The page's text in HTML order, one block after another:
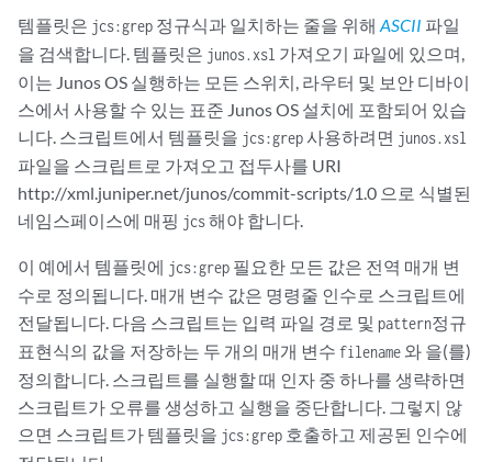
템플릿은 jcs:grep 정규식과 일치하는 줄을 위해 ASCII 파일
을 검색합니다. 템플릿은 junos.xsl 가져오기 파일에 있으며,
이는 Junos OS 실행하는 모든 스위치, 라우터 및 보안 디바이
스에서 사용할 수 있는 표준 Junos OS 설치에 포함되어 있습
니다. 스크립트에서 템플릿을 jcs:grep사용하려면 junos.xsl
파일을 스크립트로 가져오고 접두사를 URI
http://xml.juniper.net/junos/commit-scripts/1.0 으로 식별된
네임스페이스에 매핑 jcs해야 합니다.
이 예에서 템플릿에 jcs:grep 필요한 모든 값은 전역 매개 변
수로 정의됩니다. 매개 변수 값은 명령줄 인수로 스크립트에
전달됩니다. 다음 스크립트는 입력 파일 경로 및 pattern정규
표현식의 값을 저장하는 두 개의 매개 변수 filename 와 을(를)
정의합니다. 스크립트를 실행할 때 인자 중 하나를 생략하면
스크립트가 오류를 생성하고 실행을 중단합니다. 그렇지 않
으면 스크립트가 템플릿을 jcs:grep 호출하고 제공된 인수에